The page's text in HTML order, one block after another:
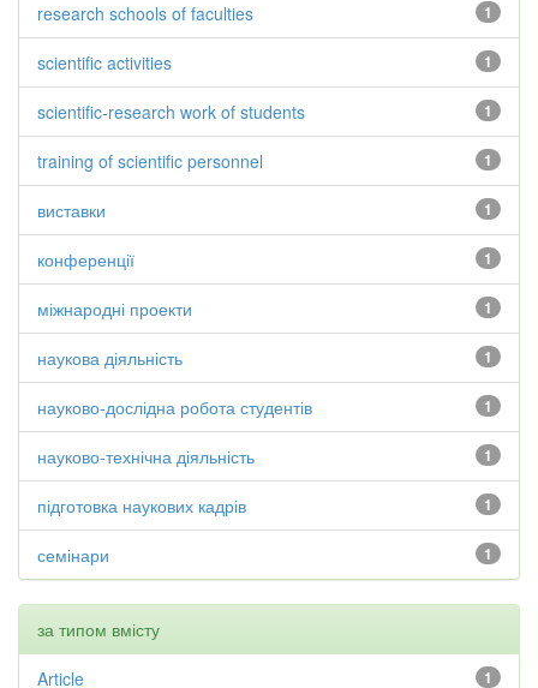
1
research schools of faculties
1
scientific activities
1
scientific-research work of students
1
training of scientific personnel
1
виставки
1
конференції
1
міжнародні проекти
1
наукова діяльність
1
науково-дослідна робота студентів
1
науково-технічна діяльність
1
підготовка наукових кадрів
1
семінари
за типом вмісту
1
Article